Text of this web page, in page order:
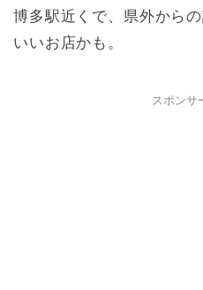
博多駅近くで、県外から
いいお店かも。
スポンサ